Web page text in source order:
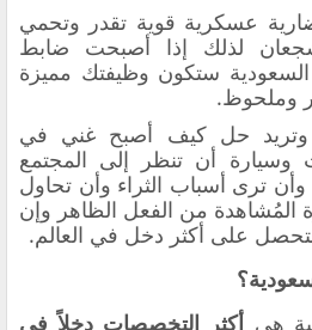
عسكرية قوية تقدر وتحمي
لذلك إذا أصبحت ضابط
ستكون وظيفتك مميزة
وملحوظ.
وتريد حل كيف أصبح غني في
وسيارة أن تنظر إلى المجتمع
ترى أسباب الثراء وأن تحاول
المُشاهدة من الفعل الظاهر وإن
على أكثر دخل في العالم.
هي أكثر التخصصات دخلاً في